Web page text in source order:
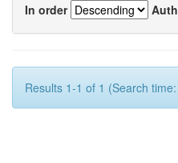
In order
Results 1-1 of 1 (Search